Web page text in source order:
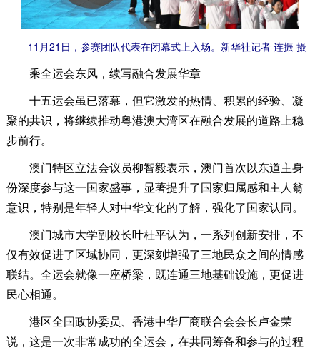
11月21日，参赛团队代表在闭幕式上入场。新华社记者 连振 摄
乘全运会东风，续写融合发展华章
十五运会虽已落幕，但它激发的热情、积累的经验、凝
聚的共识，将继续推动粤港澳大湾区在融合发展的道路上稳
步前行。
澳门特区立法会议员柳智毅表示，澳门首次以东道主身
份深度参与这一国家盛事，显著提升了国家归属感和主人翁
意识，特别是年轻人对中华文化的了解，强化了国家认同。
澳门城市大学副校长叶桂平认为，一系列创新安排，不
仅有效促进了区域协同，更深刻增强了三地民众之间的情感
联结。全运会就像一座桥梁，既连通三地基础设施，更促进
民心相通。
港区全国政协委员、香港中华厂商联合会会长卢金荣
说，这是一次非常成功的全运会，在共同筹备和参与的过程